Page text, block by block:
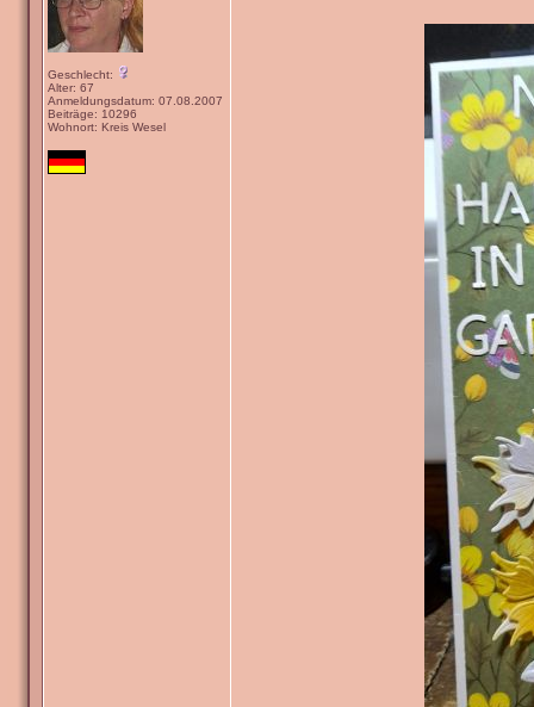
Geschlecht:
Alter: 67
Anmeldungsdatum: 07.08.2007
Beiträge: 10296
Wohnort: Kreis Wesel